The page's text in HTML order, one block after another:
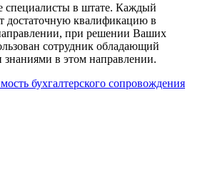
специалисты в штате. Каждый
достаточную квалификацию в
при решении Ваших
сотрудник обладающий
в этом направлении.
бухгалтерского сопровождения